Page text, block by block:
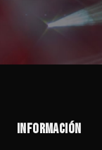
INFORMACIÓN